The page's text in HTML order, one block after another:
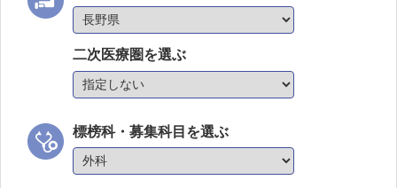
二次医療圏を選ぶ
標榜科・募集科目を選ぶ